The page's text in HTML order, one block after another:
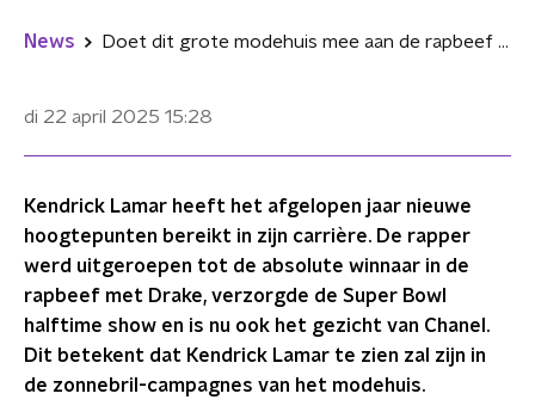
News Doet dit grote modehuis mee aan de rapbeef tussen Drake en Kendrick Lamar?
di 22 april 2025 15:28
Kendrick Lamar heeft het afgelopen jaar nieuwe
hoogtepunten bereikt in zijn carrière. De rapper
werd uitgeroepen tot de absolute winnaar in de
rapbeef met Drake, verzorgde de Super Bowl
halftime show en is nu ook het gezicht van Chanel.
Dit betekent dat Kendrick Lamar te zien zal zijn in
de zonnebril-campagnes van het modehuis.